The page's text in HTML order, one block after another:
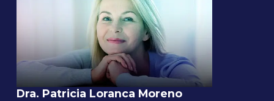
Dra. Patricia Loranca Moreno